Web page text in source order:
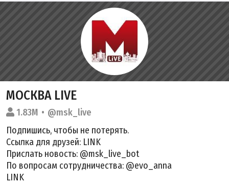
МОСКВА LIVE
1.83M
@msk_live
Подпишись, чтобы не потерять.
Ссылка для друзей: LINK
Прислать новость: @msk_live_bot
По вопросам сотрудничества: @evo_anna
LINK